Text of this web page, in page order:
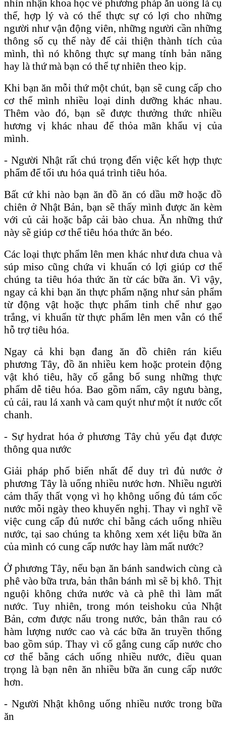
nhìn nhận khoa học về phương pháp ăn uống là cụ
thể, hợp lý và có thể thực sự có lợi cho những
người như vận động viên, những người cần những
thông số cụ thể này để cải thiện thành tích của
mình, thì nó không thực sự mang tính bản năng
hay là thứ mà bạn có thể tự nhiên theo kịp.
Khi bạn ăn mỗi thứ một chút, bạn sẽ cung cấp cho
cơ thể mình nhiều loại dinh dưỡng khác nhau.
Thêm vào đó, bạn sẽ được thưởng thức nhiều
hương vị khác nhau để thỏa mãn khẩu vị của
mình.
- Người Nhật rất chú trọng đến việc kết hợp thực
phẩm để tối ưu hóa quá trình tiêu hóa.
Bất cứ khi nào bạn ăn đồ ăn có dầu mỡ hoặc đồ
chiên ở Nhật Bản, bạn sẽ thấy mình được ăn kèm
với củ cải hoặc bắp cải bào chua. Ăn những thứ
này sẽ giúp cơ thể tiêu hóa thức ăn béo.
Các loại thực phẩm lên men khác như dưa chua và
súp miso cũng chứa vi khuẩn có lợi giúp cơ thể
chúng ta tiêu hóa thức ăn từ các bữa ăn. Vì vậy,
ngay cả khi bạn ăn thực phẩm nặng như sản phẩm
từ động vật hoặc thực phẩm tinh chế như gạo
trắng, vi khuẩn từ thực phẩm lên men vẫn có thể
hỗ trợ tiêu hóa.
Ngay cả khi bạn đang ăn đồ chiên rán kiểu
phương Tây, đồ ăn nhiều kem hoặc protein động
vật khó tiêu, hãy cố gắng bổ sung những thực
phẩm dễ tiêu hóa. Bao gồm nấm, cây ngưu bàng,
củ cải, rau lá xanh và cam quýt như một ít nước cốt
chanh.
- Sự hydrat hóa ở phương Tây chủ yếu đạt được
thông qua nước
Giải pháp phổ biến nhất để duy trì đủ nước ở
phương Tây là uống nhiều nước hơn. Nhiều người
cảm thấy thất vọng vì họ không uống đủ tám cốc
nước mỗi ngày theo khuyến nghị. Thay vì nghĩ về
việc cung cấp đủ nước chỉ bằng cách uống nhiều
nước, tại sao chúng ta không xem xét liệu bữa ăn
của mình có cung cấp nước hay làm mất nước?
Ở phương Tây, nếu bạn ăn bánh sandwich cùng cà
phê vào bữa trưa, bản thân bánh mì sẽ bị khô. Thịt
nguội không chứa nước và cà phê thì làm mất
nước. Tuy nhiên, trong món teishoku của Nhật
Bản, cơm được nấu trong nước, bản thân rau có
hàm lượng nước cao và các bữa ăn truyền thống
bao gồm súp. Thay vì cố gắng cung cấp nước cho
cơ thể bằng cách uống nhiều nước, điều quan
trọng là bạn nên ăn nhiều bữa ăn cung cấp nước
hơn.
- Người Nhật không uống nhiều nước trong bữa
ăn